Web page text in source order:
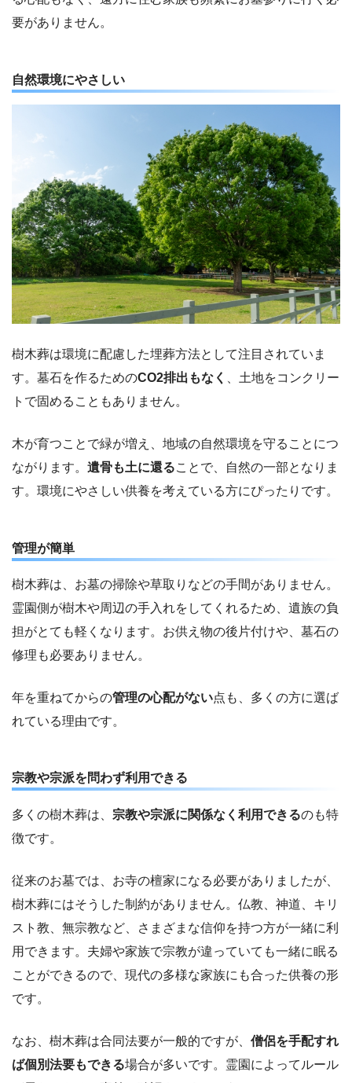
要がありません。
自然環境にやさしい
樹木葬は環境に配慮した埋葬方法として注目されていま
す。墓石を作るためのCO2排出もなく
、土地をコンクリー
トで固めることもありません。
木が育つことで緑が増え、地域の自然環境を守ることにつ
ながります。 遺骨も土に還ることで、自然の一部となりま
す。環境にやさしい供養を考えている方にぴったりです。
管理が簡単
樹木葬は、お墓の掃除や草取りなどの手間がありません。
霊園側が樹木や周辺の手入れをしてくれるため、遺族の負
担がとても軽くなります。お供え物の後片付けや、墓石の
修理も必要ありません。
年を重ねてからの管理の心配がない点も、多くの方に選ば
れている理由です。
宗教や宗派を問わず利用できる
多くの樹木葬は、 宗教や宗派に関係なく利用できるのも特
徴です。
従来のお墓では、お寺の檀家になる必要がありましたが、
樹木葬にはそうした制約がありません。仏教、神道、キリ
スト教、無宗教など、さまざまな信仰を持つ方が一緒に利
用できます。夫婦や家族で宗教が違っていても一緒に眠る
ことができるので、現代の多様な家族にも合った供養の形
です。
なお、樹木葬は合同法要が一般的ですが、 僧侶を手配すれ
ば個別法要もできる場合が多いです。霊園によってルール